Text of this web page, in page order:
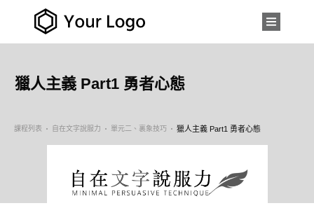
獵人主義 Part1 勇者心態
課程列表 自在文字說服力 單元二、裏象技巧 獵人主義 Part1 勇者心態